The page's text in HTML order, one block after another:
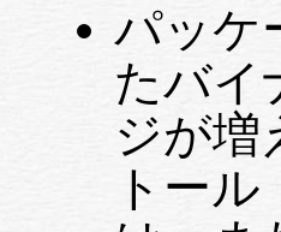
パッケ
たバイ
ジが増
トー